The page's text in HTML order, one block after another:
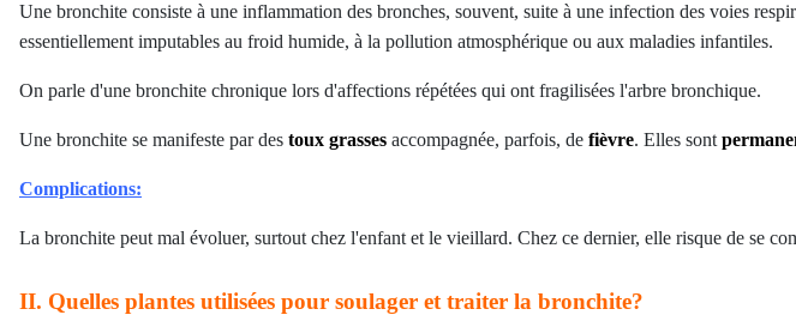
Une bronchite consiste à une inflammation des bronches, souvent, suite à une infection des voies
essentiellement imputables au froid humide, à la pollution atmosphérique ou aux maladies infantiles.
On parle d'une bronchite chronique lors d'affections répétées qui ont fragilisées l'arbre bronchique.
Une bronchite se manifeste par des toux grasses accompagnée, parfois, de fièvre. Elles sont
Complications:
La bronchite peut mal évoluer, surtout chez l'enfant et le vieillard. Chez ce dernier, elle risque de se
II. Quelles plantes utilisées pour soulager et traiter la bronchite?